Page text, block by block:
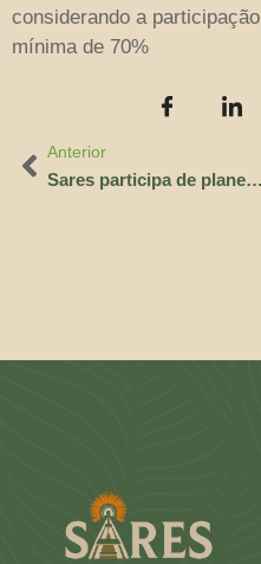
considerando a
mínima de 70%
Anterior
Sares participa de planejamento do coletivo Agro é Fogo e articulação lança Fundo Aceiro para 2026